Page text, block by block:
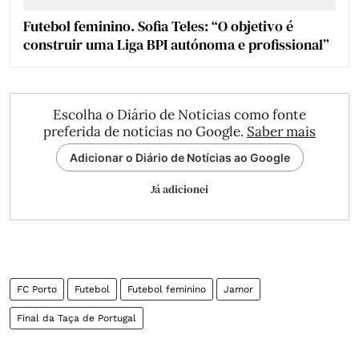
Futebol feminino. Sofia Teles: “O objetivo é
construir uma Liga BPI autónoma e profissional”
Escolha o Diário de Notícias como fonte
preferida de notícias no Google. Saber mais
Adicionar o Diário de Notícias ao Google
Já adicionei
FC Porto Futebol Futebol feminino Jamor
Final da Taça de Portugal